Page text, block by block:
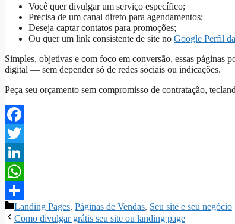
Você quer divulgar um serviço específico;
Precisa de um canal direto para agendamentos;
Deseja captar contatos para promoções;
Ou quer um link consistente de site no Google Perfil
Simples, objetivas e com foco em conversão, essas páginas
digital — sem depender só de redes sociais ou indicações.
Peça seu orçamento sem compromisso de contratação,
Facebook
Twitter
LinkedIn
WhatsApp
ShareLanding Pages, Páginas de Vendas, Seu site e seu negócio
Como divulgar grátis seu site ou landing page